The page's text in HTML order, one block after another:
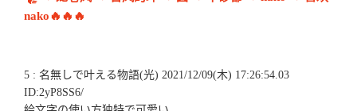
nako🔥🔥🔥
5 : 名無しで叶える物語(光) 2021/12/09(木) 17:26:54.03
ID:2yP8SS6/